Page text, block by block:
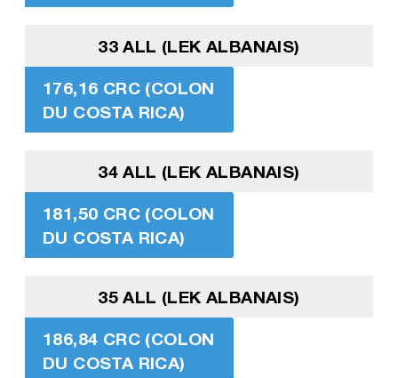
33 ALL (LEK ALBANAIS)
176,16 CRC (COLON
DU COSTA RICA)
34 ALL (LEK ALBANAIS)
181,50 CRC (COLON
DU COSTA RICA)
35 ALL (LEK ALBANAIS)
186,84 CRC (COLON
DU COSTA RICA)